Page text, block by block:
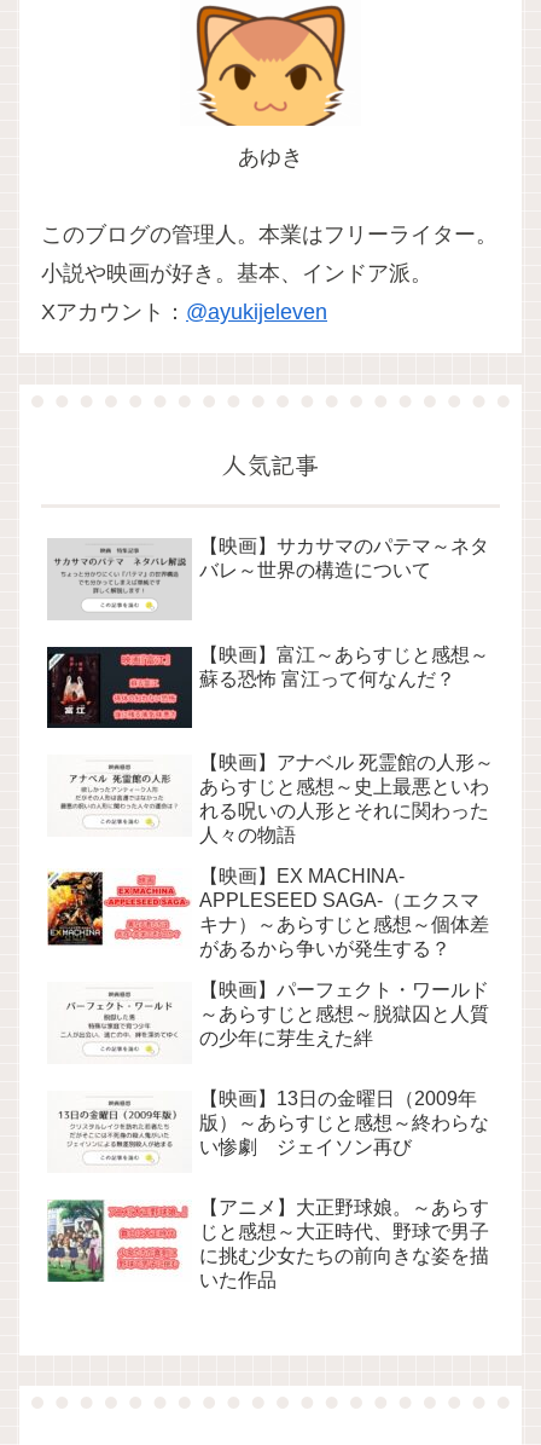
あゆき
このブログの管理人。本業はフリーライター。
小説や映画が好き。基本、インドア派。
Xアカウント： @ayukijeleven
人気記事
【映画】サカサマのパテマ～ネタ
バレ～世界の構造について
【映画】富江～あらすじと感想～
蘇る恐怖 富江って何なんだ？
【映画】アナベル 死霊館の人形～
あらすじと感想～史上最悪といわ
れる呪いの人形とそれに関わった
人々の物語
【映画】EX MACHINA-
APPLESEED SAGA-（エクスマ
キナ）～あらすじと感想～個体差
があるから争いが発生する？
【映画】パーフェクト・ワールド
～あらすじと感想～脱獄囚と人質
の少年に芽生えた絆
【映画】13日の金曜日（2009年
版）～あらすじと感想～終わらな
い惨劇 ジェイソン再び
【アニメ】大正野球娘。～あらす
じと感想～大正時代、野球で男子
に挑む少女たちの前向きな姿を描
いた作品